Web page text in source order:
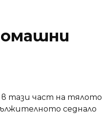
тази част на тялото
седнало